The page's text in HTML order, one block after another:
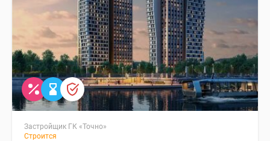
Застройщик ГК «Точно»
Строится